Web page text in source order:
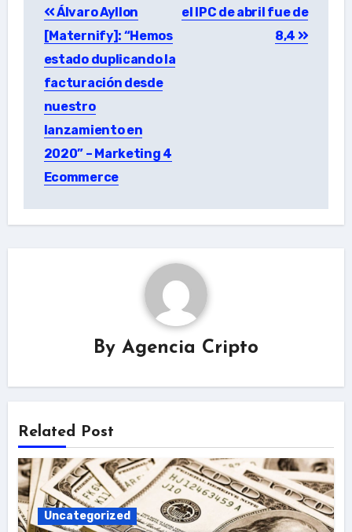
navigation
Álvaro Ayllon
[Maternify]: “Hemos
estado duplicando la
facturación desde
nuestro
lanzamiento en
2020” – Marketing 4
Ecommerce
el IPC de abril fue de
8,4
By Agencia Cripto
Related Post
Uncategorized